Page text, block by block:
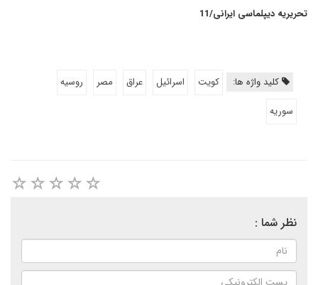
تحریریه دیپلماسی ایرانی/11
کلید واژه ها: کویت اسرائیل عراق مصر
روسیه
سوریه
نظر شما :